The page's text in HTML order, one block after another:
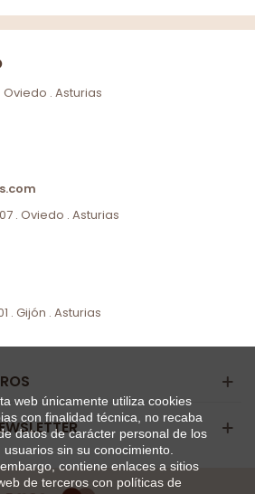
web únicamente utiliza cookies
con finalidad técnica, no recaba
datos de carácter personal de los
usuarios sin su conocimiento.
contiene enlaces a sitios
de terceros con políticas de
. Asturias
. Oviedo . Asturias
. Gijón . Asturias